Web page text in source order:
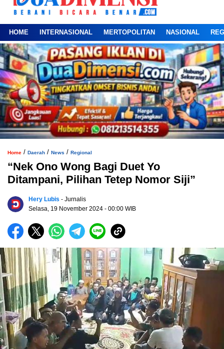
HOME INTERNASIONAL MERTOPOLITAN NASIONAL
Home / Daerah / News / Regional
“Nek Ono Wong Bagi Duet Yo
Ditampani, Pilihan Tetep Nomor Siji”
Hery Lubis - Jurnalis
Selasa, 19 November 2024 - 00:00 WIB